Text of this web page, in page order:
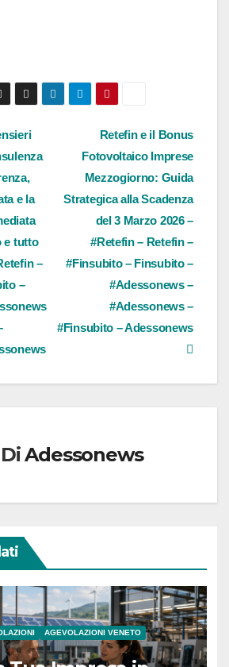
Retefin e il Bonus
Fotovoltaico Imprese
Mezzogiorno: Guida
Strategica alla Scadenza
del 3 Marzo 2026 –
#Retefin – Retefin –
#Finsubito – Finsubito –
#Adessonews –
#Adessonews –
#Finsubito – Adessonews
e la
e tutto
–
–
DiAdessonews
AGEVOLAZIONI VENETO